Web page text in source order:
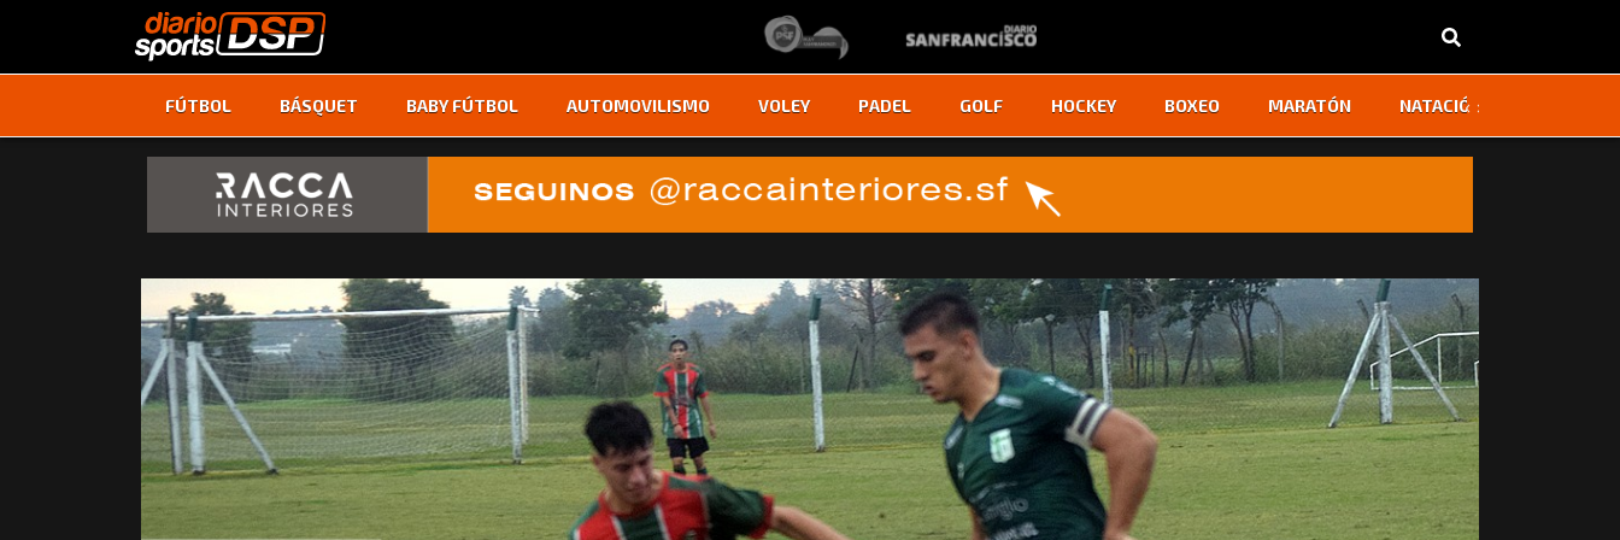
FÚTBOL BÁSQUET BABY FÚTBOL AUTOMOVILISMO VOLEY PADEL GOLF HOCKEY BOXEO MARATÓN NATACIÓN
‹ ›